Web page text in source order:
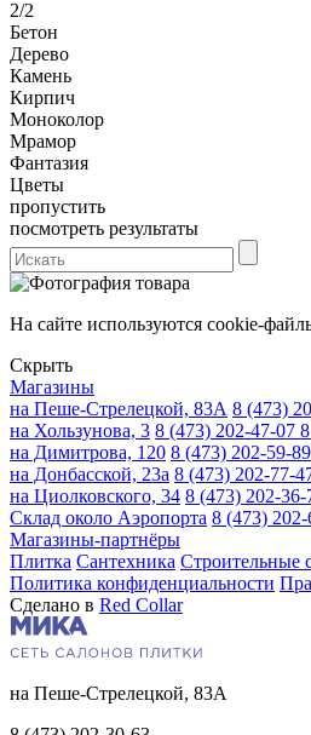
2/2
Бетон
Дерево
Камень
Кирпич
Моноколор
Мрамор
Фантазия
Цветы
пропустить
посмотреть результаты
На сайте используются cookie-
Скрыть
Магазины
на Пеше-Стрелецкой, 83А 8 (473)
на Хользунова, 3 8 (473) 202-47-07
на Димитрова, 120 8 (473) 202-59-89
на Донбасской, 23а 8 (473) 202-77-
на Циолковского, 34 8 (473) 202-36-
Склад около Аэропорта 8 (473) 202-
Магазины-партнёры
Плитка Сантехника Строительные
Политика конфиденциальности
Сделано в Red Collar
на Пеше-Стрелецкой, 83А